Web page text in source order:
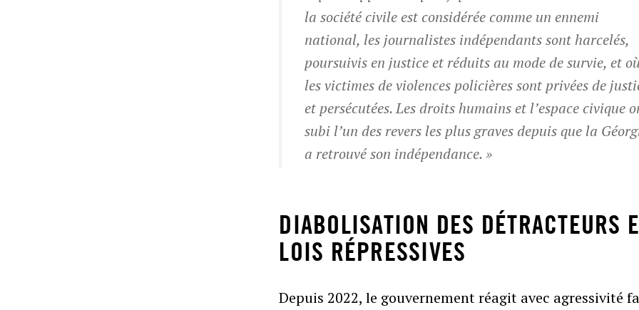
la société civile est considérée comme un ennemi
national, les journalistes indépendants sont harcelés,
poursuivis en justice et réduits au mode de survie, et où
les victimes de violences policières sont privées de
et persécutées. Les droits humains et l’espace civique
subi l’un des revers les plus graves depuis que la
a retrouvé son indépendance. »
DIABOLISATION DES DÉTRACTEURS
LOIS RÉPRESSIVES
Depuis 2022, le gouvernement réagit avec agressivité